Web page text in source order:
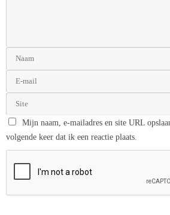
Mijn naam, e-mailadres en site URL
volgende keer dat ik een reactie plaats.